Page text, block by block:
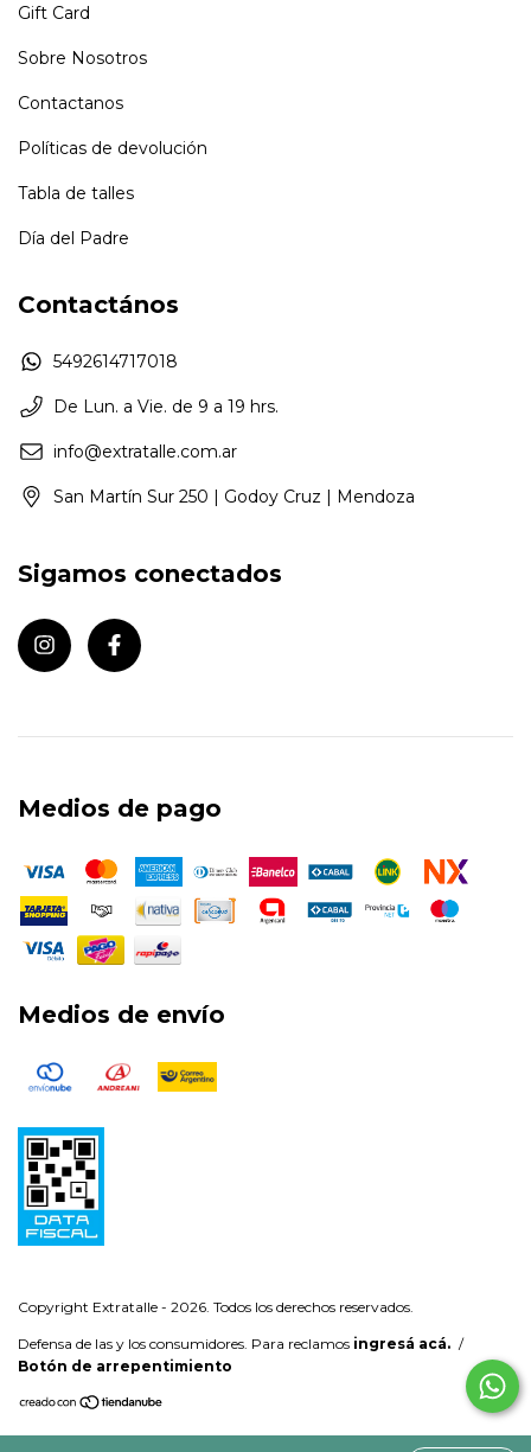
Gift Card
Sobre Nosotros
Contactanos
Políticas de devolución
Tabla de talles
Día del Padre
Contactános
5492614717018
De Lun. a Vie. de 9 a 19 hrs.
info@extratalle.com.ar
San Martín Sur 250 | Godoy Cruz | Mendoza
Sigamos conectados
Medios de pago
Medios de envío
Copyright Extratalle - 2026. Todos los derechos reservados.
Defensa de las y los consumidores. Para reclamos ingresá acá. /
Botón de arrepentimiento